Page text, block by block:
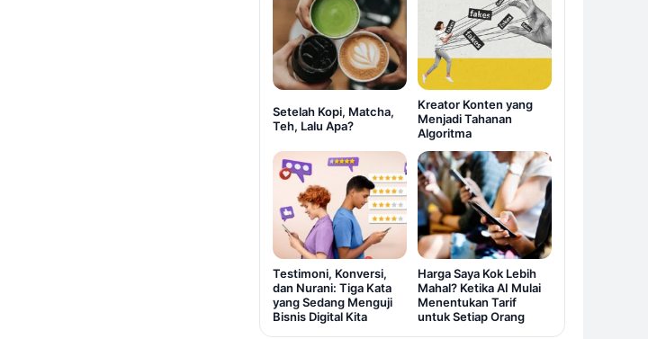
Setelah Kopi, Matcha,
Teh, Lalu Apa?
Kreator Konten yang
Menjadi Tahanan
Algoritma
Testimoni, Konversi,
dan Nurani: Tiga Kata
yang Sedang Menguji
Bisnis Digital Kita
Harga Saya Kok Lebih
Mahal? Ketika AI Mulai
Menentukan Tarif
untuk Setiap Orang